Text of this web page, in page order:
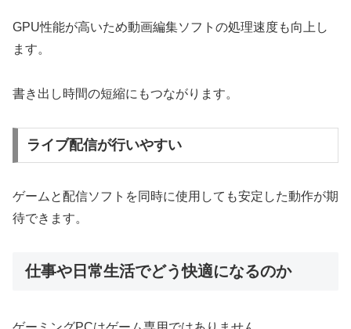
GPU性能が高いため動画編集ソフトの処理速度も向上し
ます。
書き出し時間の短縮にもつながります。
ライブ配信が行いやすい
ゲームと配信ソフトを同時に使用しても安定した動作が期
待できます。
仕事や日常生活でどう快適になるのか